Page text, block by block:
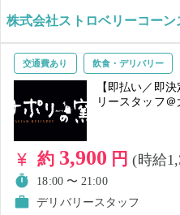
株式会社ストロベリーコーン
交通費あり 飲食・デリバリー
【即払い／即
リースタッフ
約 3,900 円(時給
18:00 〜 21:00
デリバリースタッフ